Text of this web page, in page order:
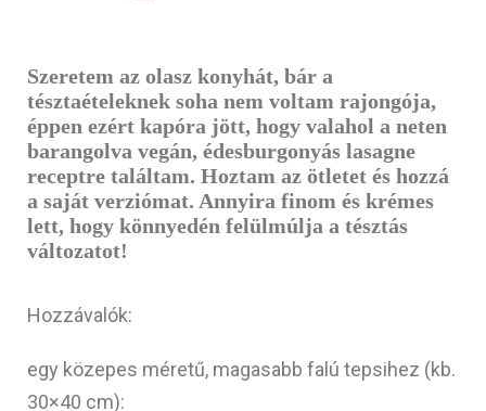
Szeretem az olasz konyhát, bár a
tésztaételeknek soha nem voltam rajongója,
éppen ezért kapóra jött, hogy valahol a neten
barangolva vegán, édesburgonyás lasagne
receptre találtam. Hoztam az ötletet és hozzá
a saját verziómat. Annyira finom és krémes
lett, hogy könnyedén felülmúlja a tésztás
változatot!
Hozzávalók:
egy közepes méretű, magasabb falú tepsihez (kb.
30×40 cm):